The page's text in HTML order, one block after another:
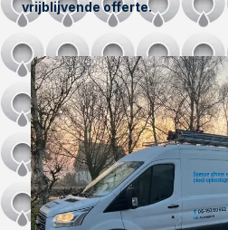
vrijblijvende offerte.